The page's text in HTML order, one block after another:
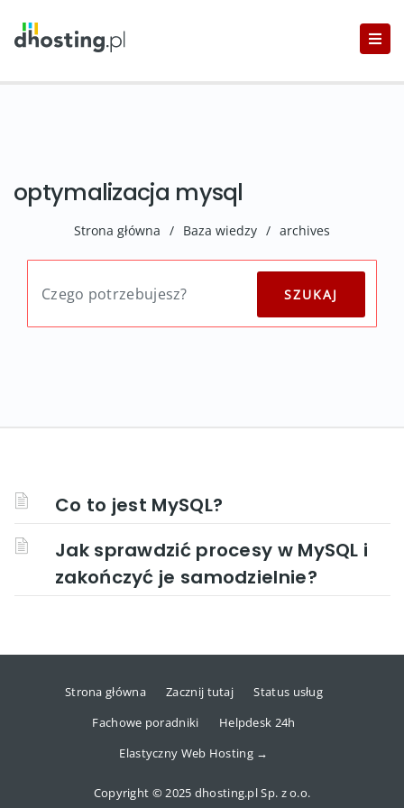
optymalizacja mysql
Strona główna / Baza wiedzy / archives
Co to jest MySQL?
Jak sprawdzić procesy w MySQL i
zakończyć je samodzielnie?
Strona główna Zacznij tutaj
Status usług
Fachowe poradniki
Helpdesk 24h
Elastyczny Web Hosting →
Copyright © 2025 dhosting.pl Sp. z o.o.